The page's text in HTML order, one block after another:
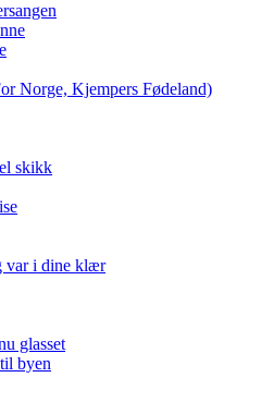
Norge, Kjempers Fødeland)
skikk
var i dine klær
glasset
byen